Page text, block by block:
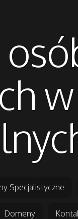
w
Specjalistyczne
Domeny